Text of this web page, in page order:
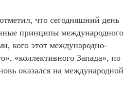
что сегодняшний день
принципы международного
кого этот международно-
«коллективного Запада», по
оказался на международной